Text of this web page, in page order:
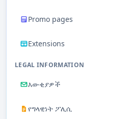
Promo pages
Extensions
LEGAL INFORMATION
እውቂያዎች
የግላዊነት ፖሊሲ